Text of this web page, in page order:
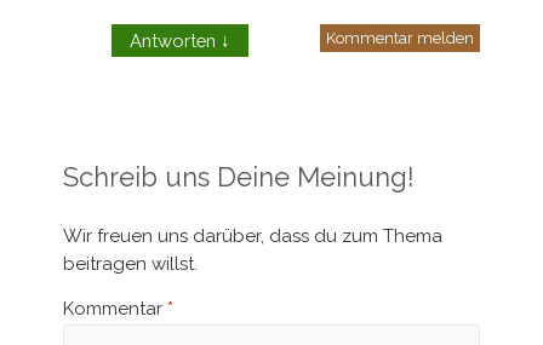
Antworten ↓ Kommentar melden
Schreib uns Deine Meinung!
Wir freuen uns darüber, dass du zum Thema
beitragen willst.
Kommentar *